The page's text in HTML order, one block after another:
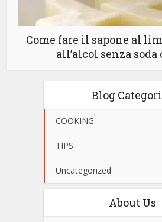
Come fare il sapone al
all’alcol senza soda
Blog
COOKING
TIPS
Uncategorized
About Us